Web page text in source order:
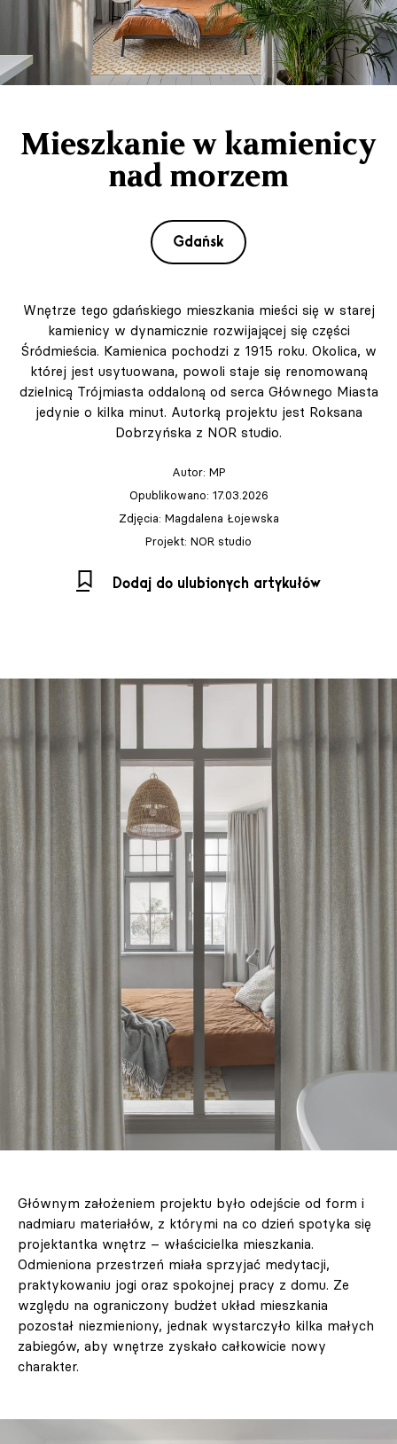
Mieszkanie w kamienicy
nad morzem
Gdańsk
Wnętrze tego gdańskiego mieszkania mieści się w starej
kamienicy w dynamicznie rozwijającej się części
Śródmieścia. Kamienica pochodzi z 1915 roku. Okolica, w
której jest usytuowana, powoli staje się renomowaną
dzielnicą Trójmiasta oddaloną od serca Głównego Miasta
jedynie o kilka minut. Autorką projektu jest Roksana
Dobrzyńska z NOR studio.
Autor: MP
Opublikowano: 17.03.2026
Zdjęcia: Magdalena Łojewska
Projekt: NOR studio
Dodaj do ulubionych artykułów
Głównym założeniem projektu było odejście od form i
nadmiaru materiałów, z którymi na co dzień spotyka się
projektantka wnętrz – właścicielka mieszkania.
Odmieniona przestrzeń miała sprzyjać medytacji,
praktykowaniu jogi oraz spokojnej pracy z domu. Ze
względu na ograniczony budżet układ mieszkania
pozostał niezmieniony, jednak wystarczyło kilka małych
zabiegów, aby wnętrze zyskało całkowicie nowy
charakter.